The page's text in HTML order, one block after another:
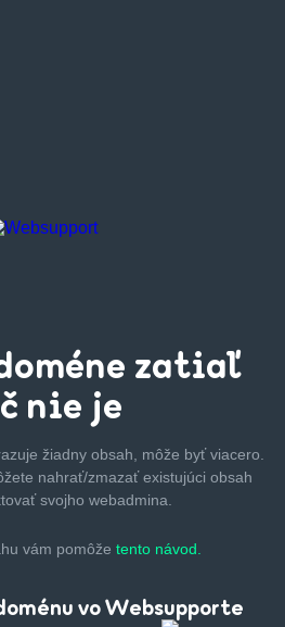
zatiaľ
nie je
žiadny obsah, môže byťviacero.
nahrať/zmazaťexistujúci obsah
svojho webadmina.
vám pomôže tento návod.
vo Websupporte